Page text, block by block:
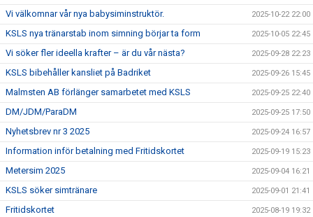
Vi välkomnar vår nya babysiminstruktör. 2025-10-22 22:00
KSLS nya tränarstab inom simning börjar ta form 2025-10-05 22:45
Vi söker fler ideella krafter – är du vår nästa? 2025-09-28 22:23
KSLS bibehåller kansliet på Badriket 2025-09-26 15:45
Malmsten AB förlänger samarbetet med KSLS 2025-09-25 22:40
DM/JDM/ParaDM 2025-09-25 17:50
Nyhetsbrev nr 3 2025 2025-09-24 16:57
Information inför betalning med Fritidskortet 2025-09-19 15:23
Metersim 2025 2025-09-04 16:21
KSLS söker simtränare 2025-09-01 21:41
Fritidskortet 2025-08-19 19:32